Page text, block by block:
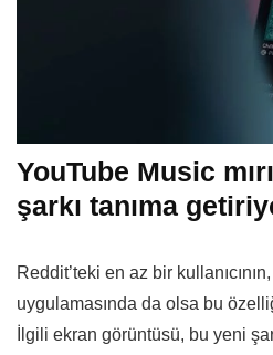
YouTube Music
şarkı tanıma
Reddit’teki en az bir
uygulamasında da olsa bu
İlgili ekran görüntüsü, bu yeni